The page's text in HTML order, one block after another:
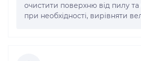
очистити поверхню від пилу та
при необхідності, вирівняти